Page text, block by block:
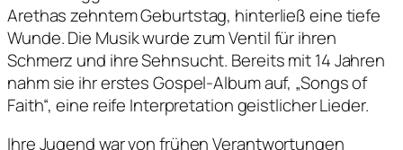
Arethas zehntem Geburtstag, hinterließ eine tiefe
Wunde. Die Musik wurde zum Ventil für ihren
Schmerz und ihre Sehnsucht. Bereits mit 14 Jahren
nahm sie ihr erstes Gospel-Album auf, „Songs of
Faith“, eine reife Interpretation geistlicher Lieder.
Ihre Jugend war von frühen Verantwortungen